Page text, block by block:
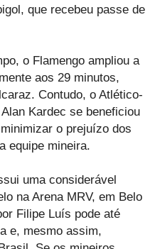
que recebeu passe de
o Flamengo ampliou a
aos 29 minutos,
Contudo, o Atlético-
Kardec se beneficiou
o prejuízo dos
equipe mineira.
uma considerável
na Arena MRV, em Belo
Filipe Luís pode até
e, mesmo assim,